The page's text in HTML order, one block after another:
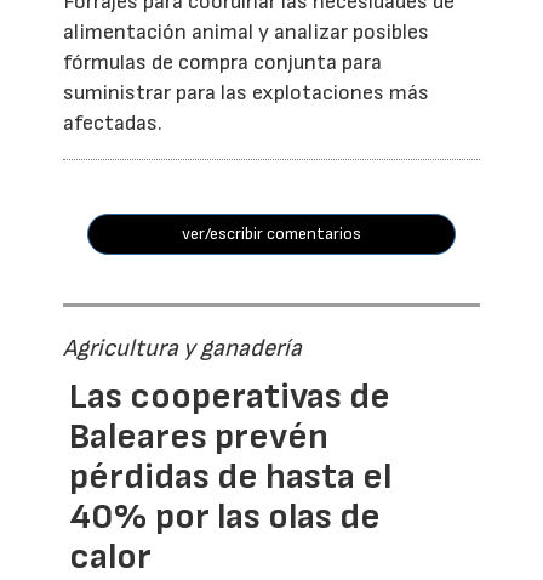
alimentación animal y analizar posibles
fórmulas de compra conjunta para
suministrar para las explotaciones más
afectadas.
ver/escribir comentarios
Agricultura y ganadería
Las cooperativas de
Baleares prevén
pérdidas de hasta el
40% por las olas de
calor